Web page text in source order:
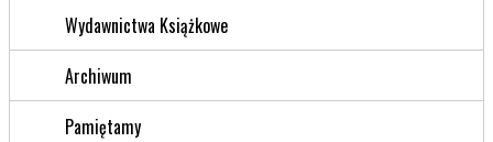
Wydawnictwa Książkowe
Archiwum
Pamiętamy